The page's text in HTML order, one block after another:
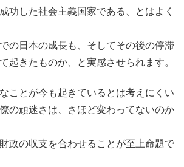
功した社会主義国家である、とはよく
の日本の成長も、そしてその後の停滞
起きたものか、と実感させられます。
ことが今も起きているとは考えにくい
の頑迷さは、さほど変わってないのか
政の収支を合わせることが至上命題で